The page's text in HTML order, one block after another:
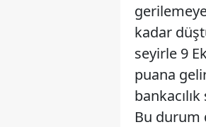
kadar
seyirle 9
puana
Bu durum